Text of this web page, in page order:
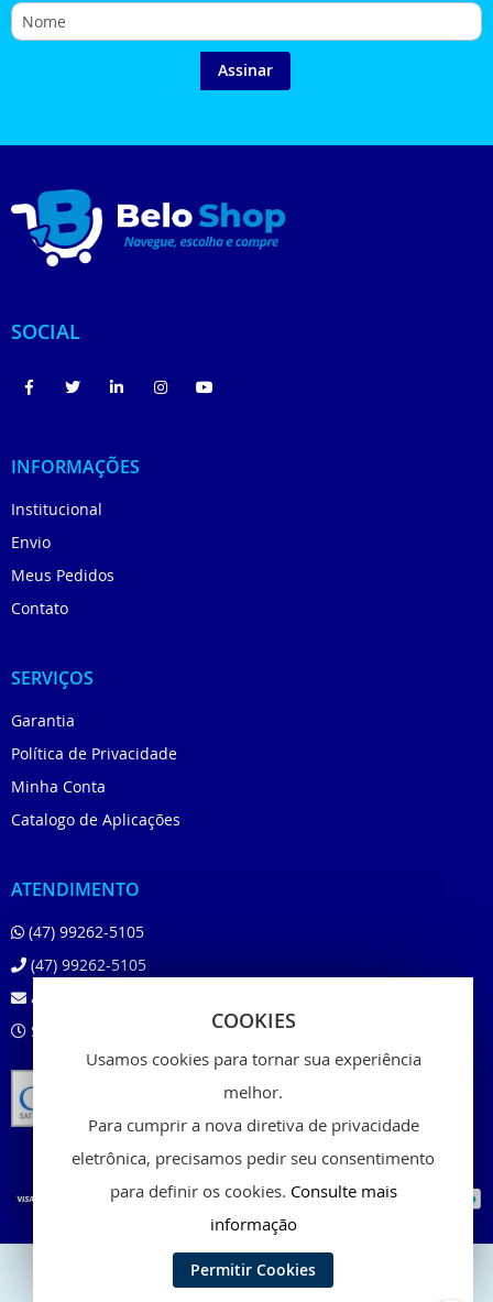
COOKIES
Usamos cookies para tornar sua experiência
melhor.
Para cumprir a nova diretiva de privacidade
eletrônica, precisamos pedir seu consentimento
para definir os cookies. Consulte mais
informação
Permitir Cookies
Assinar
SOCIAL
INFORMAÇÕES
Institucional
Envio
Meus Pedidos
Contato
SERVIÇOS
Garantia
Política de Privacidade
Minha Conta
Catalogo de Aplicações
ATENDIMENTO
(47) 99262-5105
(47) 99262-5105
atendimento@beloshop.com.br
Segunda à Sexta das 8:00 às 18:00
Copyright © 2024 - Belo Shop, Inc. All rights reserved.